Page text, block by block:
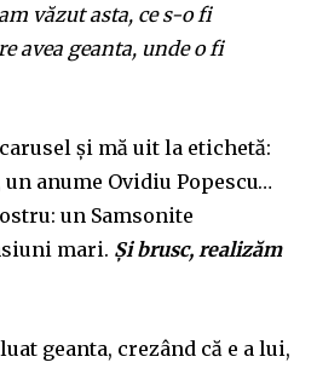
văzut asta, ce s-o fi
avea geanta, unde o fi
și mă uit la etichetă:
anume Ovidiu Popescu…
un Samsonite
mari. Și brusc, realizăm
geanta, crezând că e a lui,